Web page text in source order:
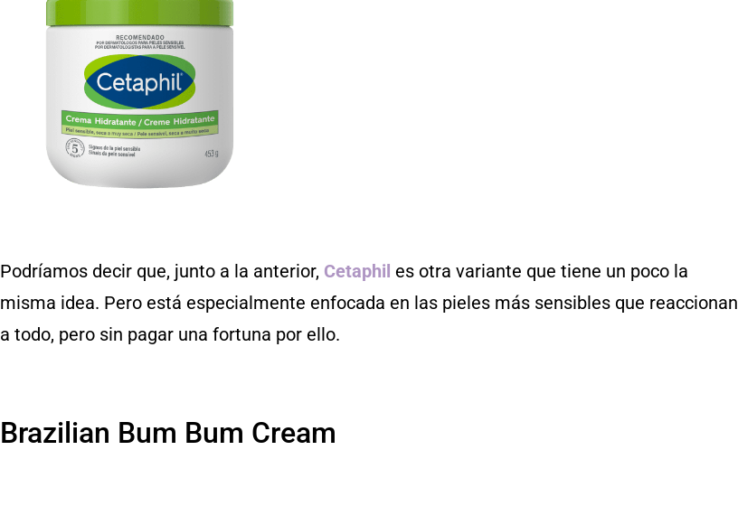
Podríamos decir que, junto a la anterior, Cetaphil es otra variante que tiene un poco la
misma idea. Pero está especialmente enfocada en las pieles más sensibles que reaccionan
a todo, pero sin pagar una fortuna por ello.
Brazilian Bum Bum Cream